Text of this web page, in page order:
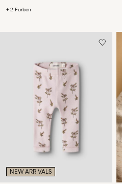
+ 2 Farben
NEW ARRIVALS